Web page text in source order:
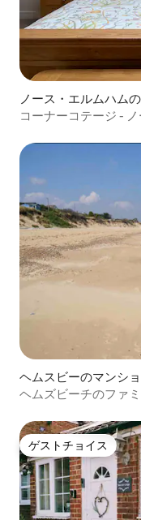
ノース・エルムハム
コーナーコテージ -
ヘムスビーのマンシ
ヘムズビーチのファ
ゲストチョイス
ゲストチョイス